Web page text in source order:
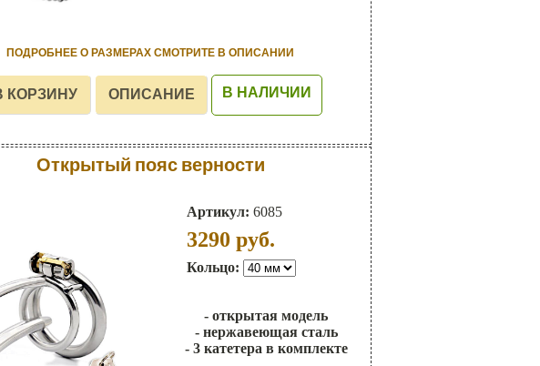
ПОДРОБНЕЕ О РАЗМЕРАХ СМОТРИТЕ В ОПИСАНИИ
В НАЛИЧИИ
Открытый пояс верности
Артикул: 6085
3290 руб.
Кольцо:
- открытая модель
- нержавеющая сталь
- 3 катетера в комплекте